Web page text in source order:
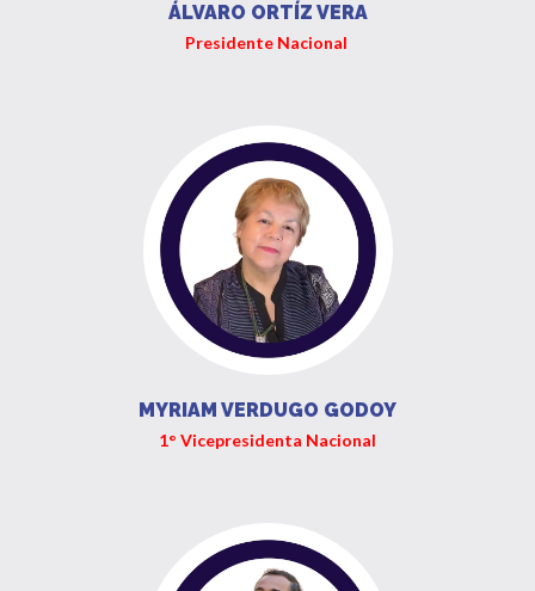
ÁLVARO ORTÍZ VERA
Presidente Nacional
MYRIAM VERDUGO GODOY
1° Vicepresidenta Nacional